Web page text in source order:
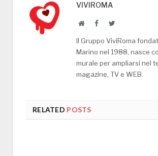
VIVIROMA
WebsiteFacebookTwitter
Il Gruppo ViviRoma
Marino nel 1988, nasce
murale per ampliarsi nel
magazine, TV e WEB.
RELATED POSTS